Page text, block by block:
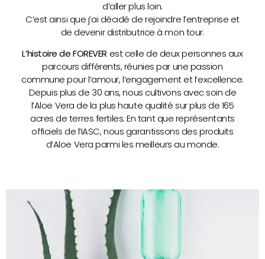
d’aller plus loin.
C’est ainsi que j’ai décidé de rejoindre l’entreprise et
de devenir distributrice à mon tour.
L’histoire de FOREVER est celle de deux personnes aux
parcours différents, réunies par une passion
commune pour l’amour, l’engagement et l’excellence.
Depuis plus de 30 ans, nous cultivons avec soin de
l’Aloe Vera de la plus haute qualité sur plus de 165
acres de terres fertiles. En tant que représentants
officiels de l’IASC, nous garantissons des produits
d’Aloe Vera parmi les meilleurs au monde.